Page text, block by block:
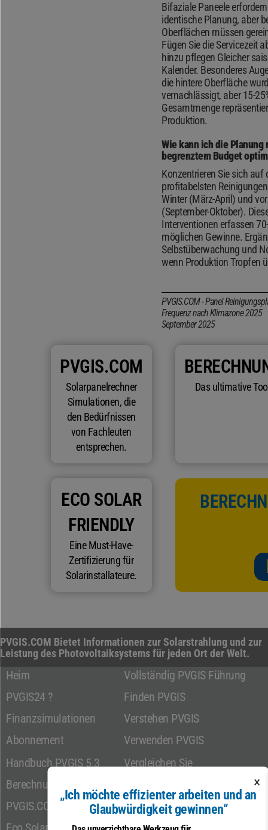
×
„Ich möchte effizienter arbeiten und an
Glaubwürdigkeit gewinnen“
Bifaziale Paneele
identische Planung, aber
Oberflächen müssen
Fügen Sie die Servicezeit
hinzu pflegen Gleicher
Kalender. Besonderes
die hintere Oberfläche
vernachlässigt, aber 15-
Gesamtmenge
Produktion.
Wie kann ich die Planung
begrenztem Budget
Konzentrieren Sie sich auf
profitabelsten
Winter (März-April) und
(September-Oktober).
Interventionen erfassen
möglichen Gewinne.
Selbstüberwachung und
wenn Produktion Tropfen
PVGIS.COM - Panel
Frequenz nach Klimazone 2025
September 2025
PVGIS.COM
Solarpanelrechner
Simulationen, die
den Bedürfnissen
von Fachleuten
entsprechen.
Das ultimative
ECO SOLAR
FRIENDLY
Eine Must-Have-
Zertifizierung für
Solarinstallateure.
PVGIS.COM Bietet Informationen zur Solarstrahlung und zur
Leistung des Photovoltaiksystems für jeden Ort der Welt.
Heim
PVGIS24 ?
Finanzsimulationen
Abonnement
Handbuch PVGIS 5.3
Berechnungswerkzeuge
PVGIS.COM
Vollständig PVGIS Führung
Finden PVGIS
Verstehen PVGIS
Verwenden PVGIS
Vergleichen Sie
Spezifische Daten
Kontakt